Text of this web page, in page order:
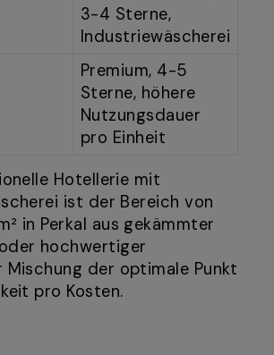
3-4 Sterne,
Industriewäscherei
Premium, 4-5
Sterne, höhere
Nutzungsdauer
pro Einheit
Hotellerie mit
ist der Bereich von
in Perkal aus gekämmter
hochwertiger
Mischung der optimale Punkt
pro Kosten.